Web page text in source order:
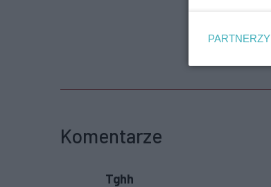
Komentarze
Tghh
PARTNERZY